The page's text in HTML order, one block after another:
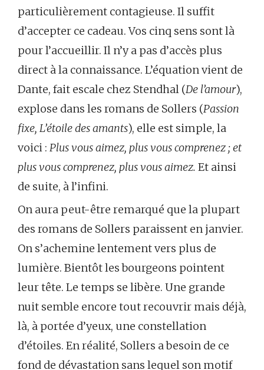
particulièrement contagieuse. Il suffit
d’accepter ce cadeau. Vos cinq sens sont là
pour l’accueillir. Il n’y a pas d’accès plus
direct à la connaissance. L’équation vient de
Dante, fait escale chez Stendhal (De l’amour),
explose dans les romans de Sollers (Passion
fixe, L’étoile des amants), elle est simple, la
voici : Plus vous aimez, plus vous comprenez ; et
plus vous comprenez, plus vous aimez. Et ainsi
de suite, à l’infini.
On aura peut-être remarqué que la plupart
des romans de Sollers paraissent en janvier.
On s’achemine lentement vers plus de
lumière. Bientôt les bourgeons pointent
leur tête. Le temps se libère. Une grande
nuit semble encore tout recouvrir mais déjà,
là, à portée d’yeux, une constellation
d’étoiles. En réalité, Sollers a besoin de ce
fond de dévastation sans lequel son motif